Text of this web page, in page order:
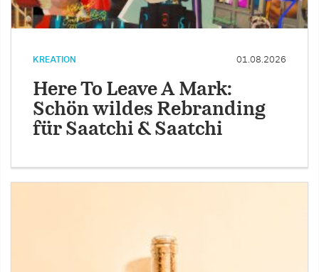
KREATION 01.08.2026
Here To Leave A Mark:
Schön wildes Rebranding
für Saatchi & Saatchi